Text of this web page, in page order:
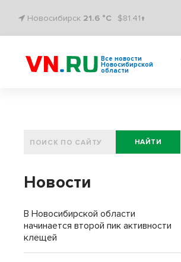
Новосибирск 21.6 °C $81.41↑
Все новости
Новосибирской
области
НАЙТИ
Новости
В Новосибирской области
начинается второй пик активности
клещей